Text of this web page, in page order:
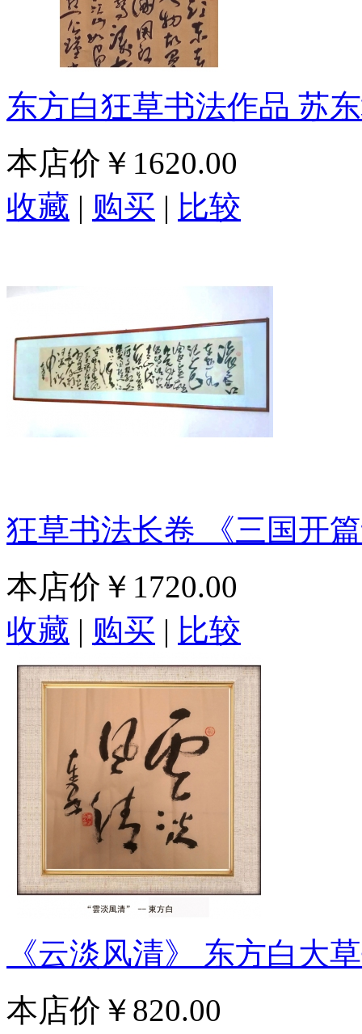
东方白狂草书法作品 苏
本店价 ￥1620.00
收藏 | 购买 | 比较
狂草书法长卷 《三国开
本店价 ￥1720.00
收藏 | 购买 | 比较
《云淡风清》 东方白大
本店价 ￥820.00